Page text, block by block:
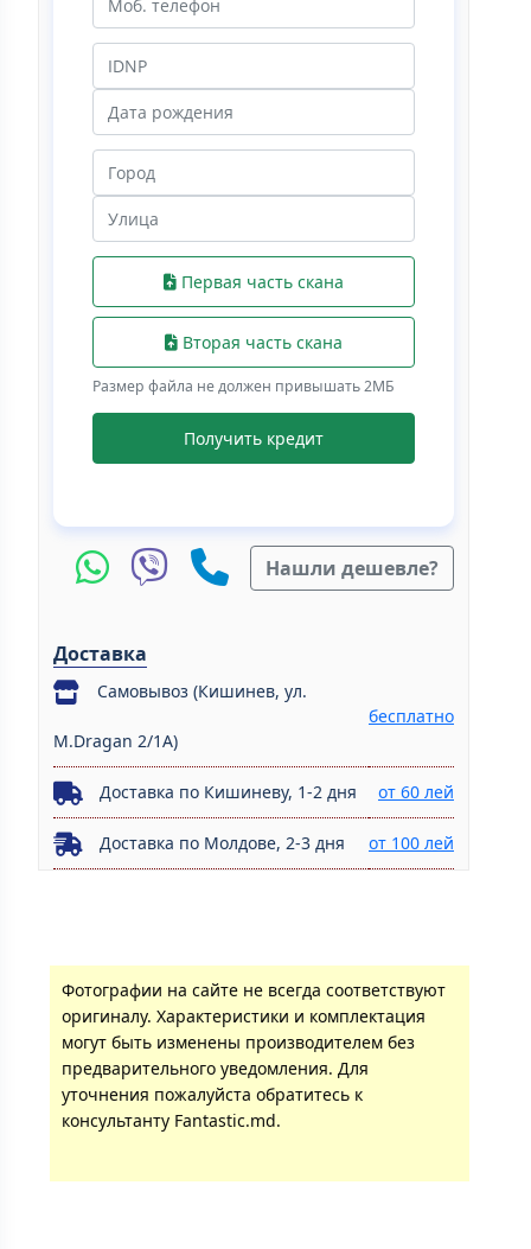
Первая часть скана
Вторая часть скана
Размер файла не должен привышать 2МБ
Получить кредит
Нашли дешевле?
Доставка
Самовывоз (Кишинев, ул.
M.Dragan 2/1A)
бесплатно
Доставка по Кишиневу, 1-2 дня от 60 лей
Доставка по Молдове, 2-3 дня от 100 лей
Фотографии на сайте не всегда соответствуют
оригиналу. Характеристики и комплектация
могут быть изменены производителем без
предварительного уведомления. Для
уточнения пожалуйста обратитесь к
консультанту Fantastic.md.